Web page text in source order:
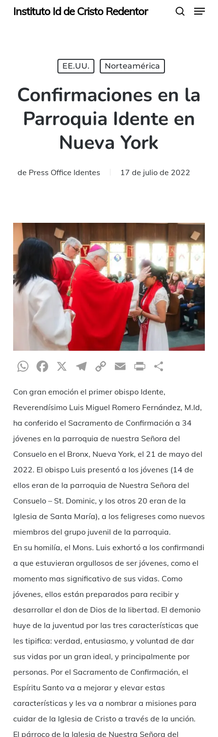
SkipInstituto Id de Cristo Redentor Menu
EE.UU. Norteamérica
Confirmaciones en la
Parroquia Idente en
Nueva York
de Press Office Identes 17 de julio de 2022
WhatsApp
Facebook
X Telegram
CopyEmailPrint
Con gran emoción el primer obispo Idente,
Reverendísimo Luis Miguel Romero Fernández, M.Id,
ha conferido el Sacramento de Confirmación a 34
jóvenes en la parroquia de nuestra Señora del
Consuelo en el Bronx, Nueva York, el 21 de mayo del
2022. El obispo Luis presentó a los jóvenes (14 de
ellos eran de la parroquia de Nuestra Señora del
Consuelo – St. Dominic, y los otros 20 eran de la
Iglesia de Santa María), a los feligreses como nuevos
miembros del grupo juvenil de la parroquia.
En su homilía, el Mons. Luis exhortó a los confirmandi
a que estuvieran orgullosos de ser jóvenes, como el
momento mas significativo de sus vidas. Como
jóvenes, ellos están preparados para recibir y
desarrollar el don de Dios de la libertad. El demonio
huye de la juventud por las tres características que
les tipifica: verdad, entusiasmo, y voluntad de dar
sus vidas por un gran ideal, y principalmente por
personas. Por el Sacramento de Confirmación, el
Espíritu Santo va a mejorar y elevar estas
características y les va a nombrar a misiones para
cuidar de la Iglesia de Cristo a través de la unción.
El párroco de la Iglesia de Nuestra Señora del